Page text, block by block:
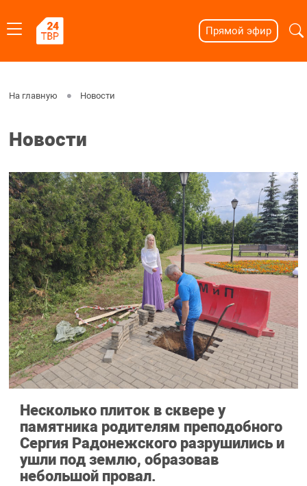
Прямой эфир
На главную Новости
Новости
Несколько плиток в сквере у
памятника родителям преподобного
Сергия Радонежского разрушились и
ушли под землю, образовав
небольшой провал.